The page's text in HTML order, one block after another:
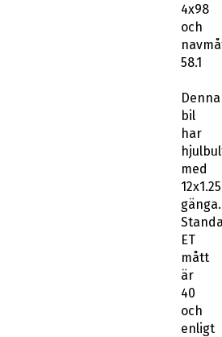
4x98
och
58.1
Denna
bil
har
med
12x1.25
gänga.
ET
mått
är
40
och
enligt